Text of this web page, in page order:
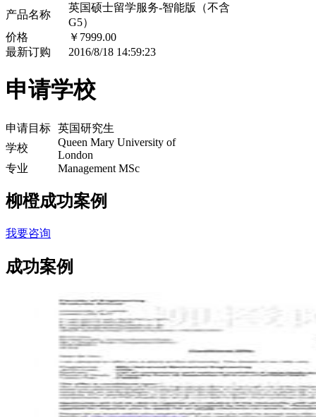
产品名称
英国硕士留学服务-智能版（不含
G5）
价格
￥7999.00
最新订购
2016/8/18 14:59:23
申请学校
申请目标 英国研究生
学校
Queen Mary University of
London
专业
Management MSc
柳橙成功案例
我要咨询
成功案例